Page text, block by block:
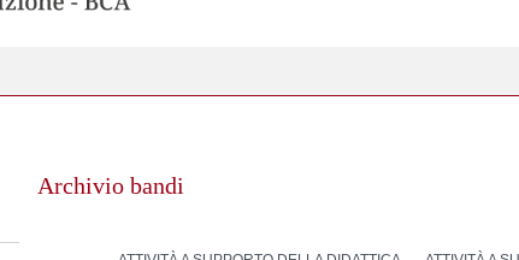
Archivio bandi